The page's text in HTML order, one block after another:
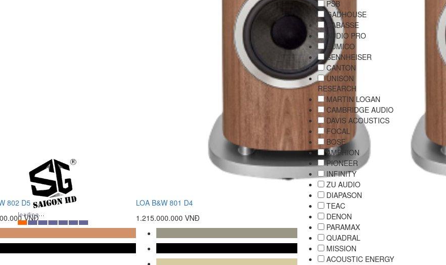
802 D5
VNĐ
LOA B&W 801 D4
1.215.000.000 VNĐ
PSB
GADHOUSE
CABASSE
AUDIO PRO
SUMICO
SENNHEISER
CANTON
UNISON
RESEARCH
MARTIN LOGAN
CAMBRIDGE AUDIO
DAVIS ACOUSTICS
FOCAL
BOSE
AMPHION
PIONEER
INFINITY
ZU AUDIO
DIAPASON
TEAC
DENON
PARAMAX
QUADRAL
MISSION
ACOUSTIC ENERGY